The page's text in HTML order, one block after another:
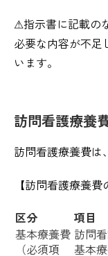
⚠︎指示書に記載の
必要な内容が不足
います。
訪問看護療養
訪問看護療養費は
【訪問看護療養費
区分
項目
基本療養費
（必須項
訪問
基本